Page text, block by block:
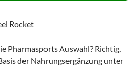
Pharmasports Auswahl? Richtig,
der Nahrungsergänzung unter